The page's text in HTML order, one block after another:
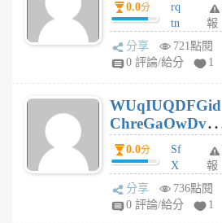
0.0分
rq
tn
jt
gl
個
月
前
報
分享
721點閱
0 評論/給分
1
WUqIUQDFGid
ChreGaOwDv
dY0.0分
Sf
X
Pe
Jc
報
分享
736點閱
0 評論/給分
1